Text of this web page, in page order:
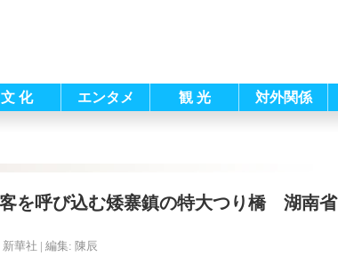
文 化 エンタメ 観 光 対外関係
を呼び込む矮寨鎮の特大つり橋 湖南省
新華社 | 編集: 陳辰